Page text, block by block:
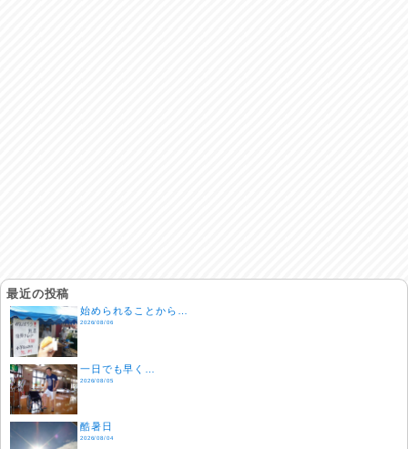
最近の投稿
始められることから…
2026/08/06
一日でも早く…
2026/08/05
酷暑日
2026/08/04